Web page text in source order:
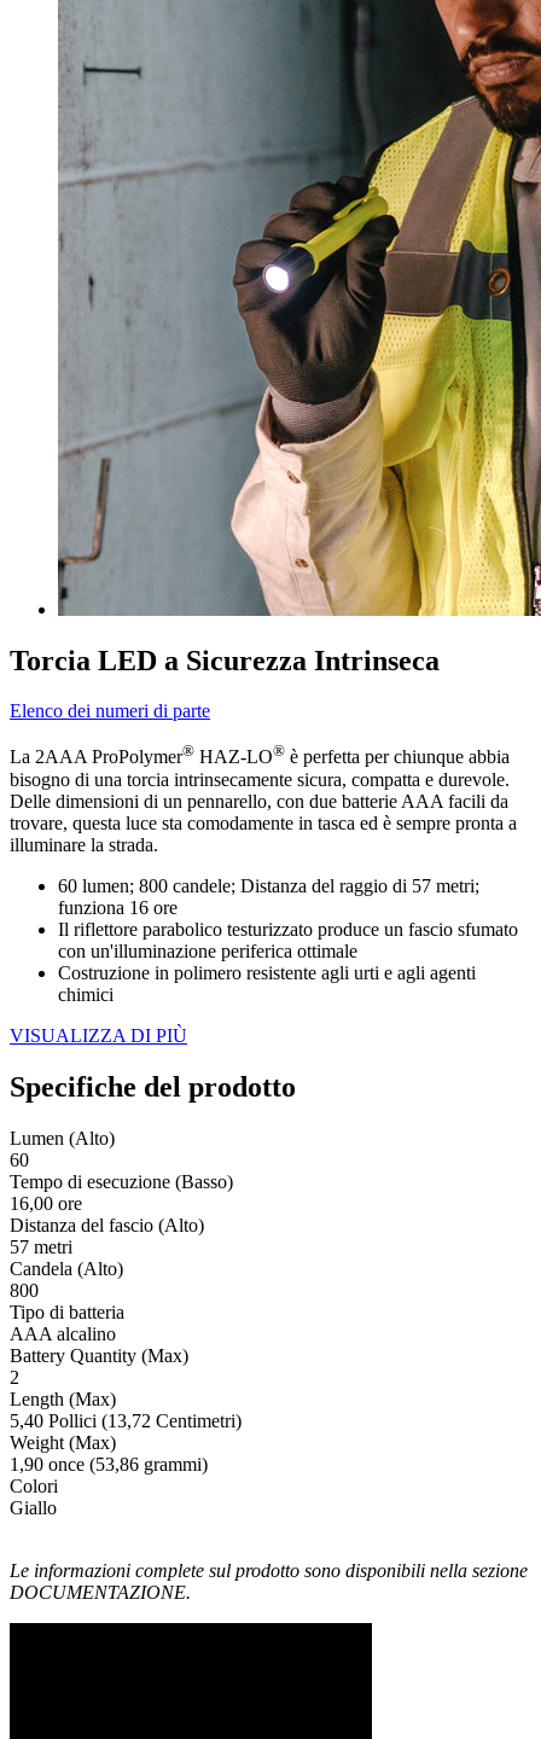
Torcia LED a Sicurezza Intrinseca
Elenco dei numeri di parte
La 2AAA ProPolymer® HAZ-LO® è perfetta per chiunque abbia
bisogno di una torcia intrinsecamente sicura, compatta e durevole.
Delle dimensioni di un pennarello, con due batterie AAA facili da
trovare, questa luce sta comodamente in tasca ed è sempre pronta a
illuminare la strada.
60 lumen; 800 candele; Distanza del raggio di 57 metri;
funziona 16 ore
Il riflettore parabolico testurizzato produce un fascio sfumato
con un'illuminazione periferica ottimale
Costruzione in polimero resistente agli urti e agli agenti
chimici
VISUALIZZA DI PIÙ
Specifiche del prodotto
Lumen (Alto)
60
Tempo di esecuzione (Basso)
16,00 ore
Distanza del fascio (Alto)
57 metri
Candela (Alto)
800
Tipo di batteria
AAA alcalino
Battery Quantity (Max)
2
Length (Max)
5,40 Pollici (13,72 Centimetri)
Weight (Max)
1,90 once (53,86 grammi)
Colori
Giallo
Le informazioni complete sul prodotto sono disponibili nella sezione
DOCUMENTAZIONE.